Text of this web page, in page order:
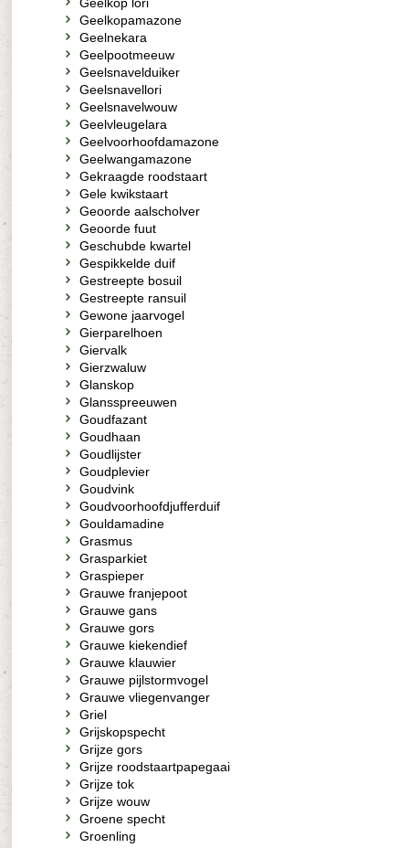
Geelkopamazone
Geelnekara
Geelpootmeeuw
Geelsnavelduiker
Geelsnavellori
Geelsnavelwouw
Geelvleugelara
Geelvoorhoofdamazone
Geelwangamazone
Gekraagde roodstaart
Gele kwikstaart
Geoorde aalscholver
Geoorde fuut
Geschubde kwartel
Gespikkelde duif
Gestreepte bosuil
Gestreepte ransuil
Gewone jaarvogel
Gierparelhoen
Giervalk
Gierzwaluw
Glanskop
Glansspreeuwen
Goudfazant
Goudhaan
Goudlijster
Goudplevier
Goudvink
Goudvoorhoofdjufferduif
Gouldamadine
Grasmus
Grasparkiet
Graspieper
Grauwe franjepoot
Grauwe gans
Grauwe gors
Grauwe kiekendief
Grauwe klauwier
Grauwe pijlstormvogel
Grauwe vliegenvanger
Griel
Grijskopspecht
Grijze gors
Grijze roodstaartpapegaai
Grijze tok
Grijze wouw
Groene specht
Groenling